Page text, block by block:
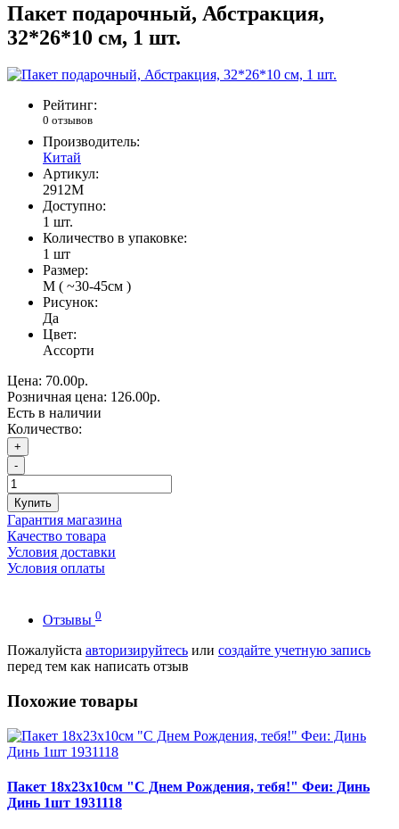
Пакет подарочный, Абстракция,
32*26*10 см, 1 шт.
Рейтинг:
0 отзывов
Производитель:
Китай
Артикул:
2912M
Доступно:
1 шт.
Количество в упаковке:
1 шт
Размер:
M ( ~30-45см )
Рисунок:
Да
Цвет:
Ассорти
Цена: 70.00р.
Розничная цена: 126.00р.
Есть в наличии
Количество:
+
-
Купить
Гарантия магазина
Качество товара
Условия доставки
Условия оплаты
Отзывы 0
Пожалуйста авторизируйтесь или создайте учетную запись
перед тем как написать отзыв
Похожие товары
Пакет 18х23х10см "С Днем Рождения, тебя!" Феи: Динь
Динь 1шт 1931118